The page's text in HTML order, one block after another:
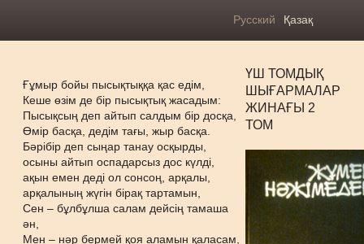
Русский Қазақ
Ғұмыр бойы пысықтыққа қас едім,
Кеше өзім де бір пысықтық жасадым:
Пысықсың деп айтып салдым бір досқа,
Өмір басқа, дедім тағы, жыр басқа.
Бәрібір деп сыңар танау осқырды,
осыны айтып оспадарсыз дос күлді,
ақын емен деді ол сонсоң, арқалы,
арқалының жүгін бірақ тартамын,
Сен – бұлбұлша салам дейсің тамаша
ән,
Мен – нәр бермей қоя аламын қаласам,
ҮШ ТОМДЫҚ
ШЫҒАРМАЛАР
ЖИНАҒЫ 2
ТОМ